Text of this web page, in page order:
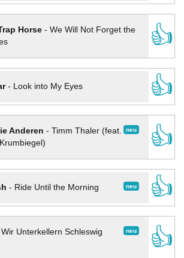
Horse- We Will Not Forget the
👍
- Look into My Eyes
👍
neu
Anderen - Timm Thaler (feat.
👍
neu
- Ride Until the Morning
👍
neu
Wir Unterkellern Schleswig
👍